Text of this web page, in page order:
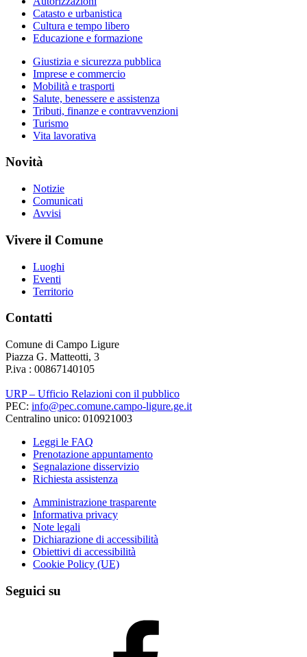
Catasto e urbanistica
Cultura e tempo libero
Educazione e formazione
Giustizia e sicurezza pubblica
Imprese e commercio
Mobilità e trasporti
Salute, benessere e assistenza
Tributi, finanze e contravvenzioni
Turismo
Vita lavorativa
Novità
Notizie
Comunicati
Avvisi
Vivere il Comune
Luoghi
Eventi
Territorio
Contatti
Comune di Campo Ligure
Piazza G. Matteotti, 3
P.iva : 00867140105
URP – Ufficio Relazioni con il pubblico
PEC: info@pec.comune.campo-ligure.ge.it
Centralino unico: 010921003
Leggi le FAQ
Prenotazione appuntamento
Segnalazione disservizio
Richiesta assistenza
Amministrazione trasparente
Informativa privacy
Note legali
Dichiarazione di accessibilità
Obiettivi di accessibilità
Cookie Policy (UE)
Seguici su